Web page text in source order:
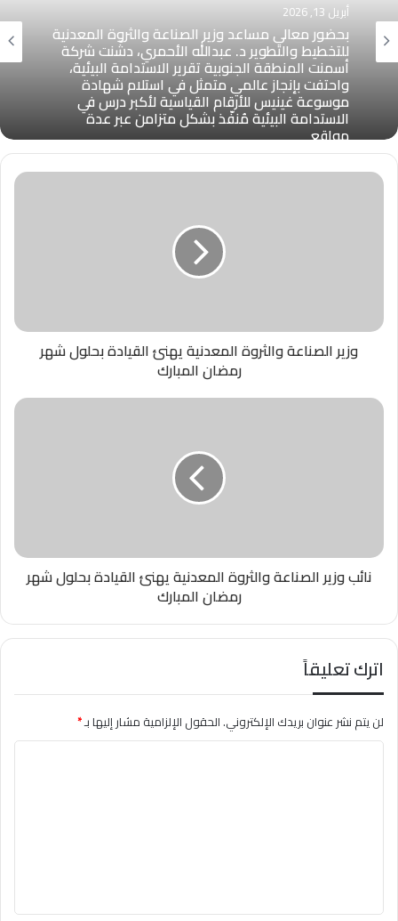
أبريل 13, 2026
بحضور معالي مساعد وزير الصناعة والثروة المعدنية
للتخطيط والتطوير د. عبدالله الأحمري، دشّنت شركة
أسمنت المنطقة الجنوبية تقرير الاستدامة البيئية،
واحتفت بإنجاز عالمي متمثل في استلام شهادة
موسوعة غينيس للأرقام القياسية لأكبر درس في
الاستدامة البيئية مُنفّذ بشكل متزامن عبر عدة
مواقع
وزير الصناعة والثروة المعدنية يهنئ القيادة بحلول شهر
رمضان المبارك
نائب وزير الصناعة والثروة المعدنية يهنئ القيادة بحلول شهر
رمضان المبارك
اترك تعليقاً
لن يتم نشر عنوان بريدك الإلكتروني.الحقول الإلزامية مشار إليها بـ*
ق